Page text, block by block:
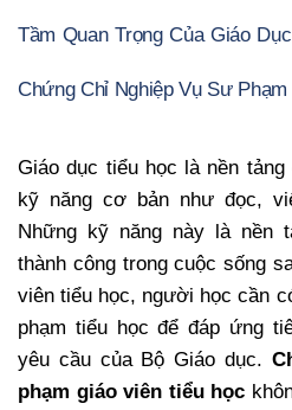
Tầm Quan Trọng Của Giáo
Chứng Chỉ Nghiệp Vụ Sư
Giáo dục tiểu học là nền
kỹ năng cơ bản như đọc,
Những kỹ năng này là nền
thành công trong cuộc sống
viên tiểu học, người học cần
phạm tiểu học để đáp ứng
yêu cầu của Bộ Giáo dục.
phạm giáo viên tiểu học